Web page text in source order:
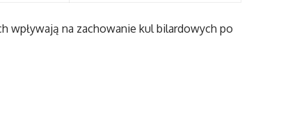
wpływają na zachowanie kul bilardowych po